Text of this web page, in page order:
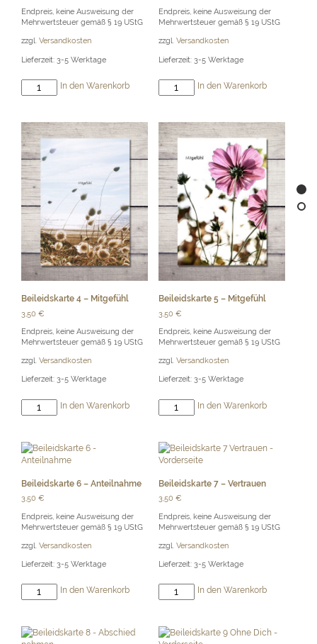
Endpreis, keine Ausweisung der
Mehrwertsteuer gemäß § 19 UStG
zzgl. Versandkosten
Lieferzeit: 3-5 Werktage
In den Warenkorb
Beileidskarte
1
Liebe
Menge
Endpreis, keine Ausweisung der
Mehrwertsteuer gemäß § 19 UStG
zzgl. Versandkosten
Lieferzeit: 3-5 Werktage
In den Warenkorb
Beileidskarte
3
Mitgefühl
Menge
Beileidskarte 4 – Mitgefühl
3,50 €
Endpreis, keine Ausweisung der
Mehrwertsteuer gemäß § 19 UStG
zzgl. Versandkosten
Lieferzeit: 3-5 Werktage
In den Warenkorb
Beileidskarte
4
Mitgefühl
Menge
Beileidskarte 5 – Mitgefühl
3,50 €
Endpreis, keine Ausweisung der
Mehrwertsteuer gemäß § 19 UStG
zzgl. Versandkosten
Lieferzeit: 3-5 Werktage
In den Warenkorb
Beileidskarte
5
Mitgefühl
Menge
Beileidskarte 6 – Anteilnahme
3,50 €
Endpreis, keine Ausweisung der
Mehrwertsteuer gemäß § 19 UStG
zzgl. Versandkosten
Lieferzeit: 3-5 Werktage
In den Warenkorb
Beileidskarte
6
Anteilnahme
Menge
Beileidskarte 7 – Vertrauen
3,50 €
Endpreis, keine Ausweisung der
Mehrwertsteuer gemäß § 19 UStG
zzgl. Versandkosten
Lieferzeit: 3-5 Werktage
In den Warenkorb
Beileidskarte
7
Vertrauen
Menge